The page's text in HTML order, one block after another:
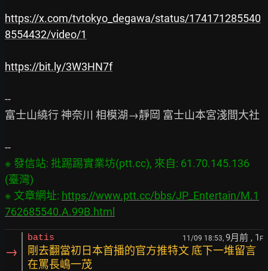
https://x.com/tvtokyo_degawa/status/174171285540
8554432/video/1
https://bit.ly/3W3HN7f
--
富士山繞行 神奈川 相模湖→靜岡 富士山本宮淺間大社
※ 發信站: 批踢踢實業坊(ptt.cc), 來自: 61.70.145.136
(臺灣)
※ 文章網址: https://www.ptt.cc/bbs/JP_Entertain/M.1
762685540.A.99B.html
→
batis 11/09 18:53, 9月前 , 1 F
剛去翻當初日本首播的官方推特文 底下一堆留言
在罵長嶋一茂